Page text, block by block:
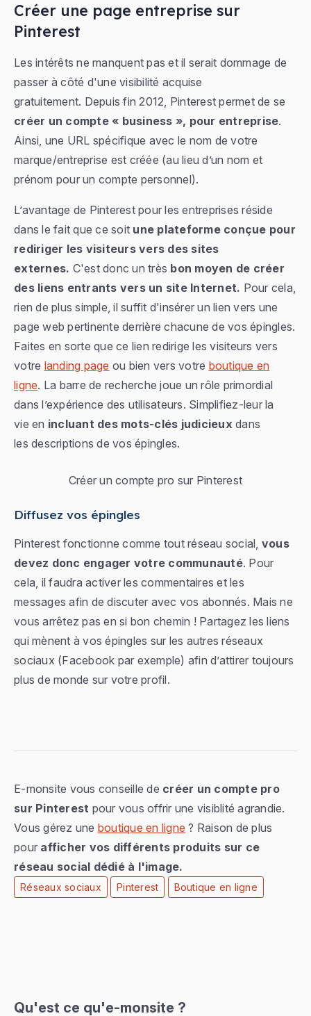
Créer une page entreprise sur
Pinterest
Les intérêts ne manquent pas et il serait dommage de
passer à côté d'une visibilité acquise
gratuitement. Depuis fin 2012, Pinterest permet de se
créer un compte « business », pour entreprise.
Ainsi, une URL spécifique avec le nom de votre
marque/entreprise est créée (au lieu d’un nom et
prénom pour un compte personnel).
L’avantage de Pinterest pour les entreprises réside
dans le fait que ce soit une plateforme conçue pour
rediriger les visiteurs vers des sites
externes. C'est donc un très bon moyen de créer
des liens entrants vers un site Internet. Pour cela,
rien de plus simple, il suffit d'insérer un lien vers une
page web pertinente derrière chacune de vos épingles.
Faites en sorte que ce lien redirige les visiteurs vers
votre landing page ou bien vers votre boutique en
ligne. La barre de recherche joue un rôle primordial
dans l’expérience des utilisateurs. Simplifiez-leur la
vie en incluant des mots-clés judicieux dans
les descriptions de vos épingles.
Créer un compte pro sur Pinterest
Diffusez vos épingles
Pinterest fonctionne comme tout réseau social, vous
devez donc engager votre communauté. Pour
cela, il faudra activer les commentaires et les
messages afin de discuter avec vos abonnés. Mais ne
vous arrêtez pas en si bon chemin ! Partagez les liens
qui mènent à vos épingles sur les autres réseaux
sociaux (Facebook par exemple) afin d’attirer toujours
plus de monde sur votre profil.
E-monsite vous conseille de créer un compte pro
sur Pinterest pour vous offrir une visiblité agrandie.
Vous gérez une boutique en ligne ? Raison de plus
pour afficher vos différents produits sur ce
réseau social dédié à l'image.
Réseaux sociaux Pinterest Boutique en ligne
Qu'est ce qu'e-monsite ?